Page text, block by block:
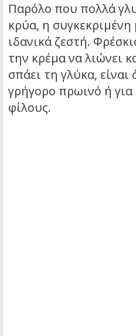
Παρόλο που πολλά
κρύα, η
ιδανικά ζεστή.
την κρέμα να λιώνει
σπάει τη γλύκα, είναι
γρήγορο πρωινό ή
φίλους.